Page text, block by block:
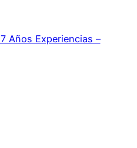
7 Años Experiencias –